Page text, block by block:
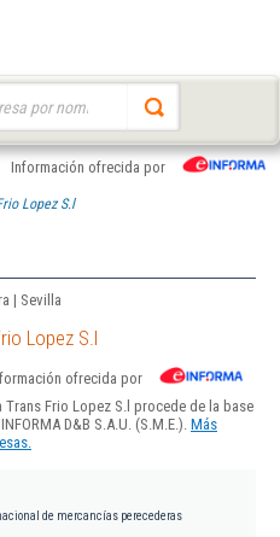
Información ofrecida por
Lopez S.l
| Sevilla
Lopez S.l
ofrecida por
Frio Lopez S.l procede de la base
D&B S.A.U. (S.M.E.). Más
de mercancías perecederas